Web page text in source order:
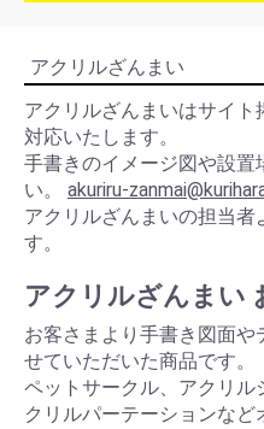
アクリルざんまい
アクリルざんまいはサイ
対応いたします。
手書きのイメージ図や設置
い。 akuriru-
アクリルざんまいの担当者
す。
アクリルざんまい
お客さまより手書き図面
せていただいた商品です。
ペットサークル、アクリ
クリルパーテーションな